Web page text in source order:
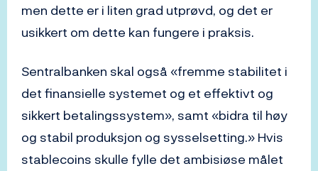
men dette er i liten grad utprøvd, og det er
usikkert om dette kan fungere i praksis.
Sentralbanken skal også «fremme stabilitet i
det finansielle systemet og et effektivt og
sikkert betalingssystem», samt «bidra til høy
og stabil produksjon og sysselsetting.» Hvis
stablecoins skulle fylle det ambisiøse målet